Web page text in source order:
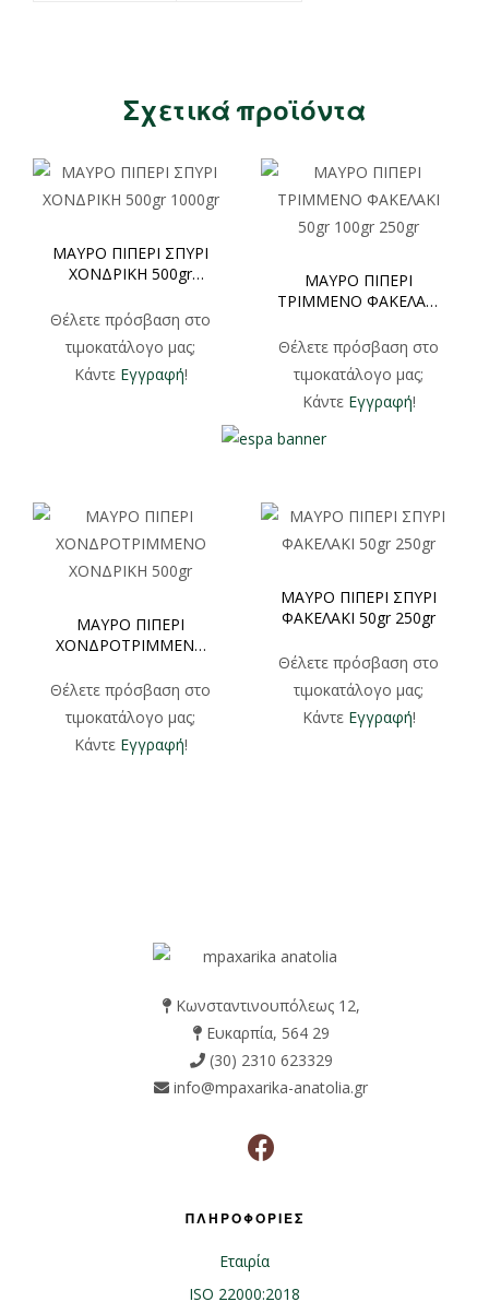
Σχετικά προϊόντα
ΜΑΥΡΟ ΠΙΠΕΡΙ ΣΠΥΡΙ
ΧΟΝΔΡΙΚΗ 500gr
Θέλετε πρόσβαση στο
τιμοκατάλογο μας;
Κάντε Εγγραφή!
ΜΑΥΡΟ ΠΙΠΕΡΙ
ΤΡΙΜΜΕΝΟ ΦΑΚΕΛΑΚΙ
Θέλετε πρόσβαση στο
τιμοκατάλογο μας;
Κάντε Εγγραφή!
ΜΑΥΡΟ ΠΙΠΕΡΙ
ΧΟΝΔΡΟΤΡΙΜΜΕΝΟ
Θέλετε πρόσβαση στο
τιμοκατάλογο μας;
Κάντε Εγγραφή!
ΜΑΥΡΟ ΠΙΠΕΡΙ ΣΠΥΡΙ
ΦΑΚΕΛΑΚΙ 50gr 250gr
Θέλετε πρόσβαση στο
τιμοκατάλογο μας;
Κάντε Εγγραφή!
Κωνσταντινουπόλεως 12,
Ευκαρπία, 564 29
(30) 2310 623329
info@mpaxarika-anatolia.gr
ΠΛΗΡΟΦΟΡΙΕΣ
Εταιρία
ISO 22000:2018